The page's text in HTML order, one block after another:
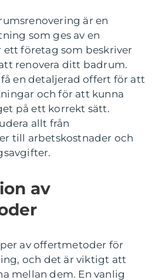
är en
som ges av en
företag som beskriver
renovera ditt badrum.
en detaljerad offert för att
och för att kunna
på ett korrekt sätt.
allt från
till arbetskostnader och
av
av offertmetoder för
och det är viktigt att
mellan dem. En vanlig